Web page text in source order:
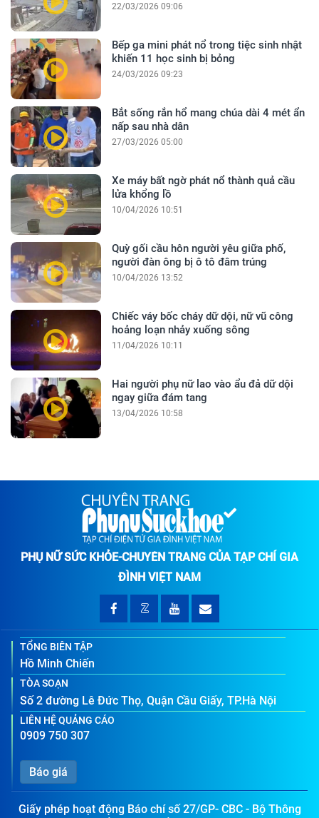
22/03/2026 09:06
Bếp ga mini phát nổ trong tiệc sinh nhật
khiến 11 học sinh bị bỏng
24/03/2026 09:23
Bắt sống rắn hổ mang chúa dài 4 mét ẩn
nấp sau nhà dân
27/03/2026 05:00
Xe máy bất ngờ phát nổ thành quả cầu
lửa khổng lồ
10/04/2026 10:51
Quỳ gối cầu hôn người yêu giữa phố,
người đàn ông bị ô tô đâm trúng
10/04/2026 13:52
Chiếc váy bốc cháy dữ dội, nữ vũ công
hoảng loạn nhảy xuống sông
11/04/2026 10:11
Hai người phụ nữ lao vào ẩu đả dữ dội
ngay giữa đám tang
13/04/2026 10:58
PHỤ NỮ SỨC KHỎE-CHUYÊN TRANG CỦA TẠP CHÍ GIA
ĐÌNH VIỆT NAM
TỔNG BIÊN TẬP
Hồ Minh Chiến
TÒA SOẠN
Số 2 đường Lê Đức Thọ, Quận Cầu Giấy, TP.Hà Nội
LIÊN HỆ QUẢNG CÁO
0909 750 307
Báo giá
Giấy phép hoạt động Báo chí số 27/GP- CBC - Bộ Thông